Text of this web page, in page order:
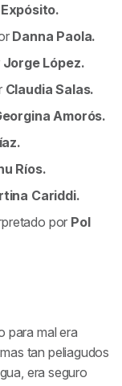
Danna Paola.
Jorge López.
Claudia Salas.
Amorós.
Ríos.
Cariddi.
por Pol
para mal era
tan peliagudos
era seguro